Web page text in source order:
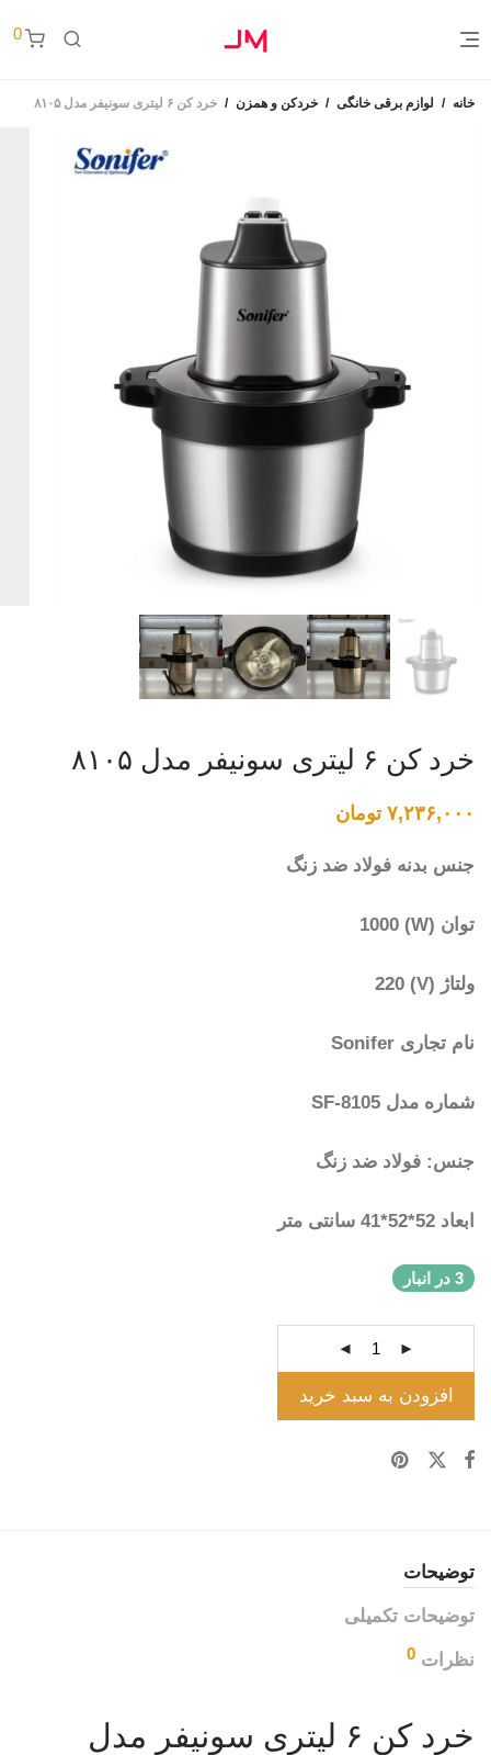
0
خانه / لوازم برقی خانگی / خردکن و همزن / خرد کن ۶ لیتری سونیفر مدل ۸۱۰۵
خرد کن ۶ لیتری سونیفر مدل ۸۱۰۵
۷,۲۳۶,۰۰۰ تومان
جنس بدنه فولاد ضد زنگ
توان (W) 1000
ولتاژ (V) 220
نام تجاری Sonifer
شماره مدل SF-8105
جنس: فولاد ضد زنگ
ابعاد 52*52*41 سانتی متر
3 در انبار
افزودن به سبد خرید
توضیحات
توضیحات تکمیلی
نظرات 0
خرد کن ۶ لیتری سونیفر مدل